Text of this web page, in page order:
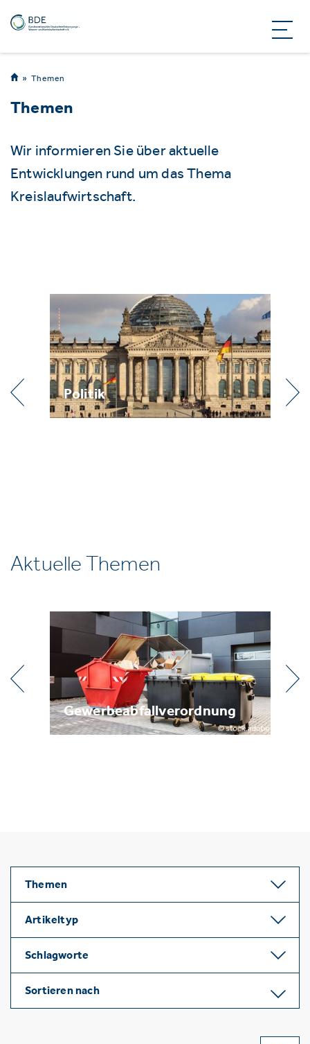
Themen
Themen
Wir informieren Sie über aktuelle
Entwicklungen rund um das Thema
Kreislaufwirtschaft.
Politik
Aktuelle Themen
Gewerbeabfallverordnung
Themen
Artikeltyp
Schlagworte
Sortieren nach